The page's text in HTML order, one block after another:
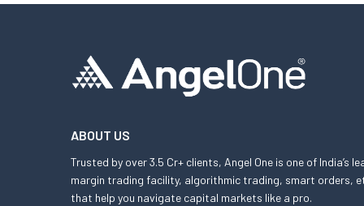
ABOUT US
Trusted by over 3.5 Cr+ clients, Angel One is one of
margin trading facility, algorithmic trading, smart orders,
that help you navigate capital markets like a pro.